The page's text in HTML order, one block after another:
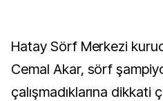
Hatay Sörf Merkezi
Cemal Akar, sörf
çalışmadıklarına dikkati